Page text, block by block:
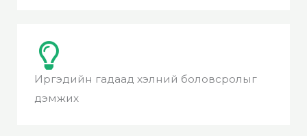
Иргэдийн гадаад хэлний боловсролыг
дэмжих